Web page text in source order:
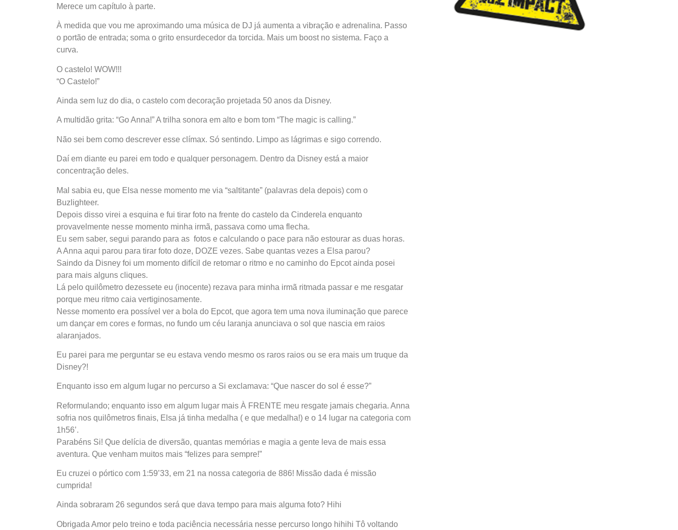
Merece um capítulo à parte.
À medida que vou me aproximando uma música de DJ já aumenta a vibração e adrenalina. Passo
o portão de entrada; soma o grito ensurdecedor da torcida. Mais um boost no sistema. Faço a
curva.
O castelo! WOW!!!
“O Castelo!”
Ainda sem luz do dia, o castelo com decoração projetada 50 anos da Disney.
A multidão grita: “Go Anna!” A trilha sonora em alto e bom tom “The magic is calling.”
Não sei bem como descrever esse clímax. Só sentindo. Limpo as lágrimas e sigo correndo.
Daí em diante eu parei em todo e qualquer personagem. Dentro da Disney está a maior
concentração deles.
Mal sabia eu, que Elsa nesse momento me via “saltitante” (palavras dela depois) com o
Buzlighteer.
Depois disso virei a esquina e fui tirar foto na frente do castelo da Cinderela enquanto
provavelmente nesse momento minha irmã, passava como uma flecha.
Eu sem saber, segui parando para as fotos e calculando o pace para não estourar as duas horas.
A Anna aqui parou para tirar foto doze, DOZE vezes. Sabe quantas vezes a Elsa parou?
Saindo da Disney foi um momento difícil de retomar o ritmo e no caminho do Epcot ainda posei
para mais alguns cliques.
Lá pelo quilômetro dezessete eu (inocente) rezava para minha irmã ritmada passar e me resgatar
porque meu ritmo caia vertiginosamente.
Nesse momento era possível ver a bola do Epcot, que agora tem uma nova iluminação que parece
um dançar em cores e formas, no fundo um céu laranja anunciava o sol que nascia em raios
alaranjados.
Eu parei para me perguntar se eu estava vendo mesmo os raros raios ou se era mais um truque da
Disney?!
Enquanto isso em algum lugar no percurso a Si exclamava: “Que nascer do sol é esse?”
Reformulando; enquanto isso em algum lugar mais À FRENTE meu resgate jamais chegaria. Anna
sofria nos quilômetros finais, Elsa já tinha medalha ( e que medalha!) e o 14 lugar na categoria com
1h56’.
Parabéns Si! Que delícia de diversão, quantas memórias e magia a gente leva de mais essa
aventura. Que venham muitos mais “felizes para sempre!”
Eu cruzei o pórtico com 1:59’33, em 21 na nossa categoria de 886! Missão dada é missão
cumprida!
Ainda sobraram 26 segundos será que dava tempo para mais alguma foto? Hihi
Obrigada Amor pelo treino e toda paciência necessária nesse percurso longo hihihi Tô voltando